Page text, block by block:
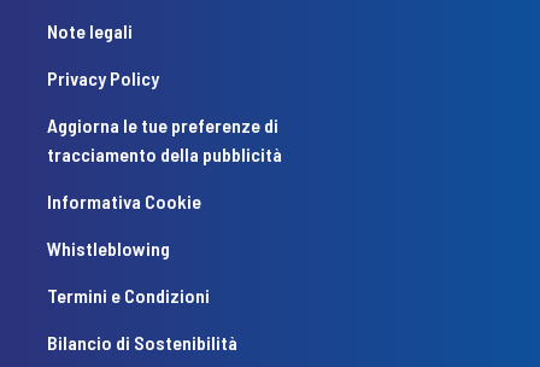
Note legali
Privacy Policy
Aggiorna le tue preferenze di
tracciamento della pubblicità
Informativa Cookie
Whistleblowing
Termini e Condizioni
Bilancio di Sostenibilità